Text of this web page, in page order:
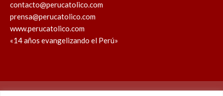
contacto@perucatolico.com
prensa@perucatolico.com
www.perucatolico.com
«14 años evangelizando el Perú»
Política de cookies Política de privacidad